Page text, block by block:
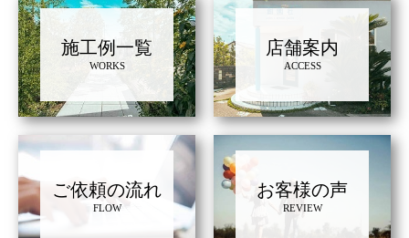
施工例一覧
WORKS
店舗案内
ACCESS
ご依頼の流れ
FLOW
お客様の声
REVIEW